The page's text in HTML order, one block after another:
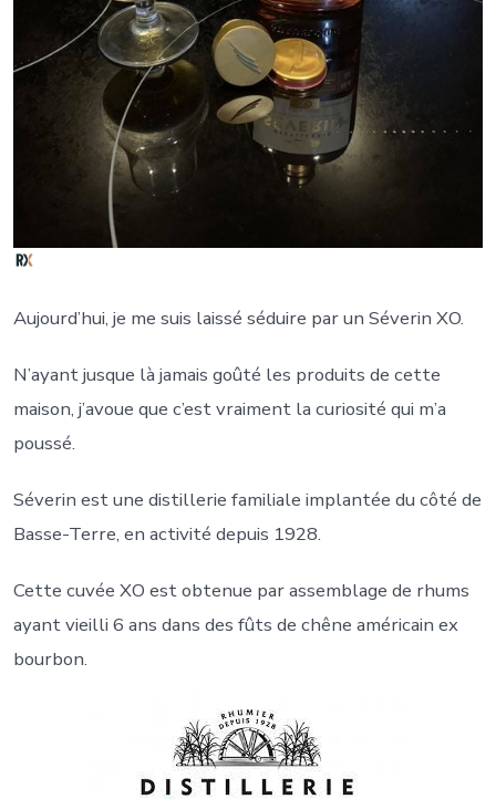
Aujourd’hui, je me suis laissé séduire par un Séverin XO.
N’ayant jusque là jamais goûté les produits de cette
maison, j’avoue que c’est vraiment la curiosité qui m’a
poussé.
Séverin est une distillerie familiale implantée du côté de
Basse-Terre, en activité depuis 1928.
Cette cuvée XO est obtenue par assemblage de rhums
ayant vieilli 6 ans dans des fûts de chêne américain ex
bourbon.